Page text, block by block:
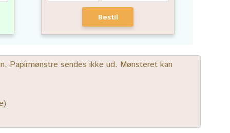
Bestil
Papirmønstre sendes ikke ud. Mønsteret kan